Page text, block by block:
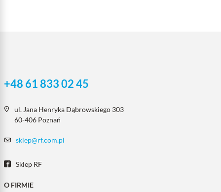
+48 61 833 02 45
ul. Jana Henryka Dąbrowskiego 303
60-406 Poznań
sklep@rf.com.pl
Sklep RF
O FIRMIE